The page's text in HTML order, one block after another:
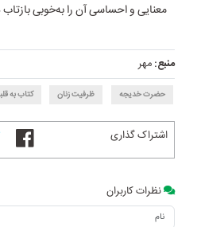
معنایی و احساسی آن را به‌خوبی
منبع:مهر
حضرت خدیجه ظرفیت زنان کتاب به
اشتراک گذاری
نظرات کاربران